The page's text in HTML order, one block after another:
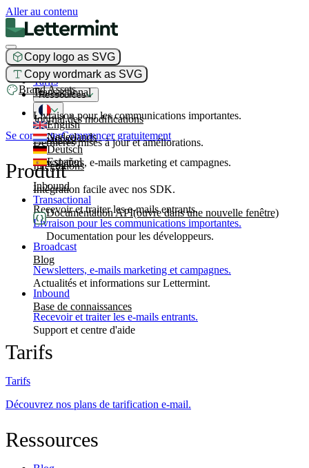
Aller au contenu
Copy logo as SVG
Copy wordmark as SVG
Brand Assets
Produit
Transactional
Livraison pour les communications importantes.
Broadcast
Newsletters, e-mails marketing et campagnes.
Inbound
Recevoir et traiter les e-mails entrants.
Tarifs
Ressources
Journal des modifications
Dernières mises à jour et améliorations.
Intégrations
Intégration facile avec nos SDK.
Documentation API(ouvre dans une nouvelle fenêtre)
Documentation pour les développeurs.
Blog
Actualités et informations sur Lettermint.
Base de connaissances
Support et centre d'aide
English
Nederlands
Deutsch
Español
Se connecterCommencer gratuitement
Produit
Transactional
Livraison pour les communications importantes.
Broadcast
Newsletters, e-mails marketing et campagnes.
Inbound
Recevoir et traiter les e-mails entrants.
Tarifs
Tarifs
Découvrez nos plans de tarification e-mail.
Ressources